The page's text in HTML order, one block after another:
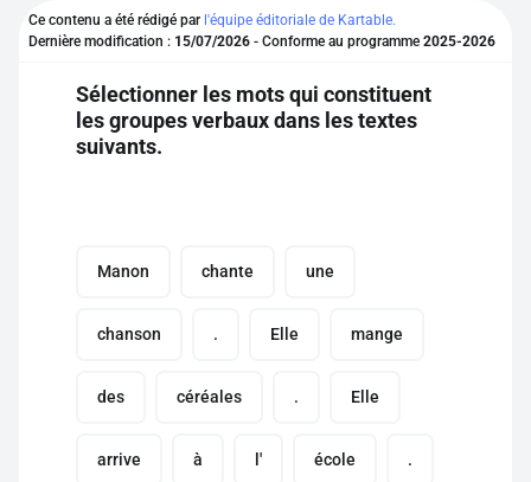
Se connecter
S'inscrire gratuitement
Pour profiter de 10 contenus offerts.
Ce contenu a été rédigé par l'équipe éditoriale de Kartable.
Dernière modification : 15/07/2026 - Conforme au programme 2025-2026
Sélectionner les mots qui constituent
les groupes verbaux dans les textes
suivants.
Manon chante une
chanson . Elle mange
des céréales . Elle
arrive à l' école .